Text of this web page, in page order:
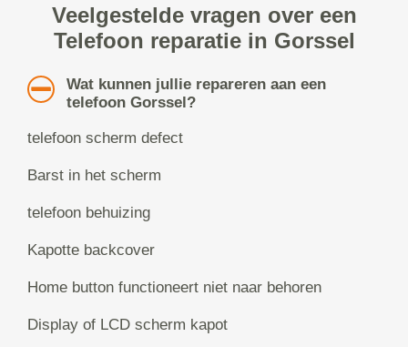
Veelgestelde vragen over een
Telefoon reparatie in Gorssel
Wat kunnen jullie repareren aan een
telefoon Gorssel?
telefoon scherm defect
Barst in het scherm
telefoon behuizing
Kapotte backcover
Home button functioneert niet naar behoren
Display of LCD scherm kapot